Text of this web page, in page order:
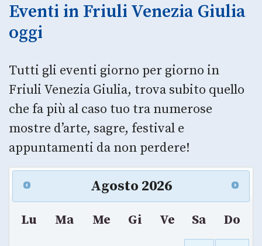
Eventi in Friuli Venezia Giulia
oggi
Tutti gli eventi giorno per giorno in
Friuli Venezia Giulia, trova subito quello
che fa più al caso tuo tra numerose
mostre d’arte, sagre, festival e
appuntamenti da non perdere!
Agosto 2026
Lu Ma Me Gi Ve Sa
Do